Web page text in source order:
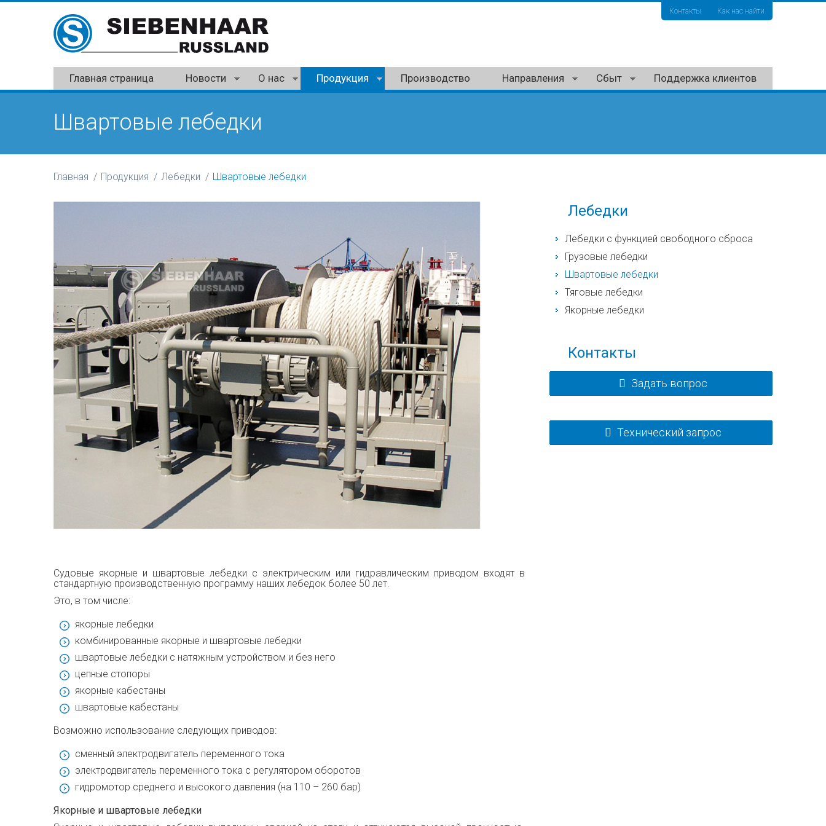
Контакты Как нас найти
Главная страница Новости О нас Продукция Производство Направления Сбыт Поддержка клиентов
Швартовые лебедки
Главная Продукция Лебедки Швартовые лебедки
Судовые якорные и швартовые лебедки с электрическим или гидравлическим приводом входят в
стандартную производственную программу наших лебедок более 50 лет.
Это, в том числе:
якорные лебедки
комбинированные якорные и швартовые лебедки
швартовые лебедки с натяжным устройством и без него
цепные стопоры
якорные кабестаны
швартовые кабестаны
Возможно использование следующих приводов:
сменный электродвигатель переменного тока
электродвигатель переменного тока с регулятором оборотов
гидромотор среднего и высокого давления (на 110 – 260 бар)
Якорные и швартовые лебедки
Лебедки
Лебедки с функцией свободного сброса
Грузовые лебедки
Швартовые лебедки
Тяговые лебедки
Якорные лебедки
Контакты
Задать вопрос
Технический запрос